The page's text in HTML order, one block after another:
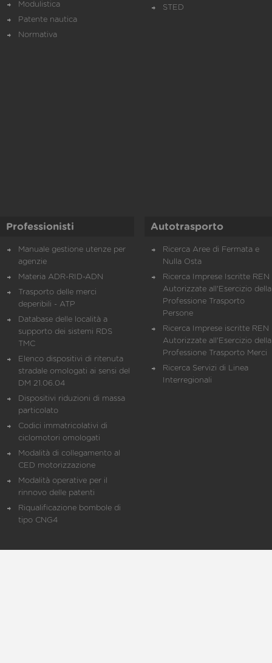
Modulistica
Patente nautica
Normativa
STED
Professionisti
Manuale gestione utenze per
agenzie
Materia ADR-RID-ADN
Trasporto delle merci
deperibili - ATP
Database delle località a
supporto dei sistemi RDS
TMC
Elenco dispositivi di ritenuta
stradale omologati ai sensi del
DM 21.06.04
Dispositivi riduzioni di massa
particolato
Codici immatricolativi di
ciclomotori omologati
Modalità di collegamento al
CED motorizzazione
Modalità operative per il
rinnovo delle patenti
Riqualificazione bombole di
tipo CNG4
Autotrasporto
Ricerca Aree di Fermata e
Nulla Osta
Ricerca Imprese Iscritte REN
Autorizzate all'Esercizio della
Professione Trasporto
Persone
Ricerca Imprese iscritte REN
Autorizzate all'Esercizio della
Professione Trasporto Merci
Ricerca Servizi di Linea
Interregionali